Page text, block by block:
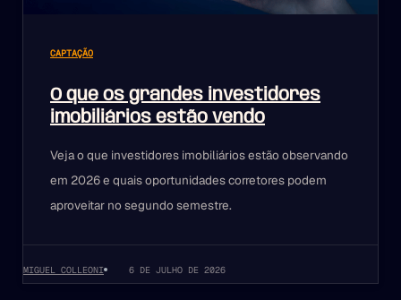
CAPTAÇÃO
O que os grandes investidores
imobiliários estão vendo
Veja o que investidores imobiliários estão observando
em 2026 e quais oportunidades corretores podem
aproveitar no segundo semestre.
MIGUEL COLLEONI 6 DE JULHO DE 2026